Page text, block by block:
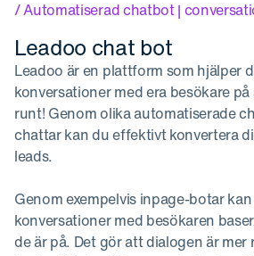
/ Automatiserad chatbot |
Leadoo chat bot
Leadoo är en plattform som hjälper
konversationer med era besökare
runt! Genom olika automatiserade
chattar kan du effektivt konvertera
leads.
Genom exempelvis inpage-botar
konversationer med besökaren
de är på. Det gör att dialogen är